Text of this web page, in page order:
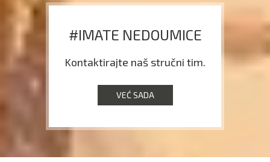
#IMATE NEDOUMICE
Kontaktirajte naš stručni tim.
VEĆ SADA